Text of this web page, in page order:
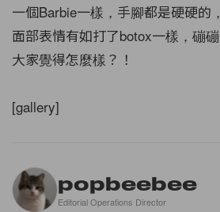
一個Barbie一樣，手腳都是硬硬的
面部表情有如打了botox一樣，磞
大家覺得怎麼樣？！
[gallery]
popbeebee
Editorial Operations Director